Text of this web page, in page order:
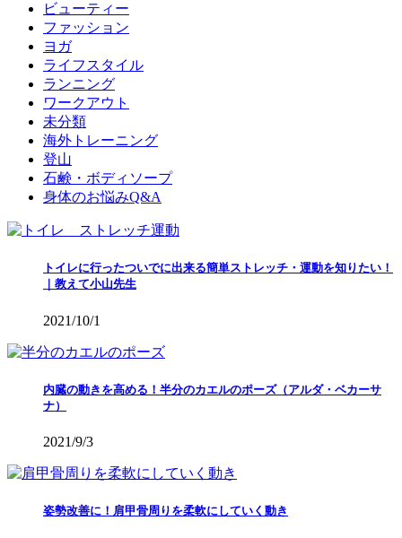
ビューティー
ファッション
ヨガ
ライフスタイル
ランニング
ワークアウト
未分類
海外トレーニング
登山
石鹸・ボディソープ
身体のお悩みQ&A
トイレに行ったついでに出来る簡単ストレッチ・運動を知りたい！
｜教えて小山先生
2021/10/1
内臓の動きを高める！半分のカエルのポーズ（アルダ・ベカーサ
ナ）
2021/9/3
姿勢改善に！肩甲骨周りを柔軟にしていく動き